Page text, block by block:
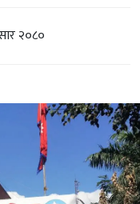
२०८०